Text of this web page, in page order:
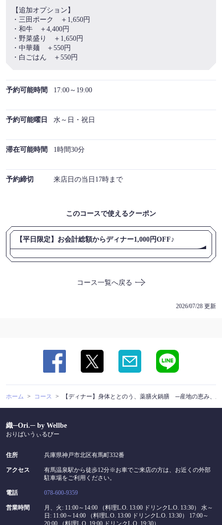
【追加オプション】
・三田ポーク ＋1,650円
・和牛 ＋4,400円
・野菜盛り ＋1,650円
・中華麺 ＋550円
・白ごはん ＋550円
予約可能時間 17:00～19:00
予約可能曜日 水～日・祝日
滞在可能時間 1時間30分
予約締切 来店日の当日17時まで
このコースで使えるクーポン
【平日限定】お会計総額からディナー1,000円OFF♪
コース一覧へ戻る
2026/07/28 更新
ホーム コース 【ディナー】身体ととのう、薬膳火鍋膳 ─産地の恵み、
織─Ori.─ by Wellbe
おりばいうぃるびー
住所 兵庫県神戸市北区有馬町332番
アクセス
有馬温泉駅から徒歩12分※お車でご来店の方は、お近くの外部
駐車場をご利用ください。
電話 078-600-9359
営業時間
月、火: 11:00～14:00 （料理L.O. 13:00 ドリンクL.O. 13:30） 水～
日: 11:00～14:00 （料理L.O. 13:00 ドリンクL.O. 13:30） 17:00～
https://washokurestaurant-ori.owst.jp/courses/218814042